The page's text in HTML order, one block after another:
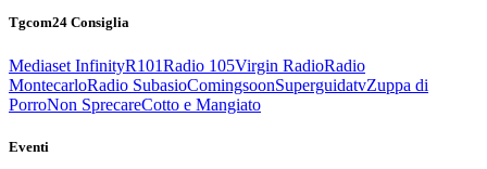
Tgcom24 Consiglia
Mediaset InfinityR101Radio 105Virgin RadioRadio
MontecarloRadio SubasioComingsoonSuperguidatvZuppa di
PorroNon SprecareCotto e Mangiato
Eventi